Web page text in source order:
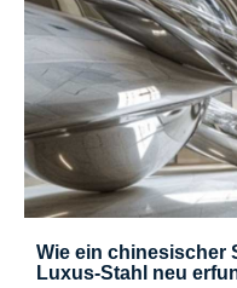
Wie ein chinesischer
Luxus-Stahl neu